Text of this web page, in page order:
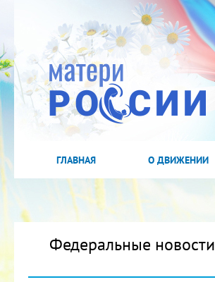
ГЛАВНАЯ О ДВИЖЕНИИ
Федеральные новости